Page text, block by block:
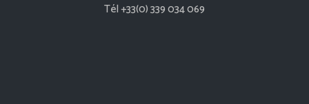
Tél +33(0) 339 034 069